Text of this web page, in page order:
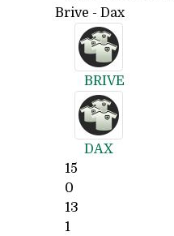
Brive - Dax
BRIVE
DAX
15
0
13
1